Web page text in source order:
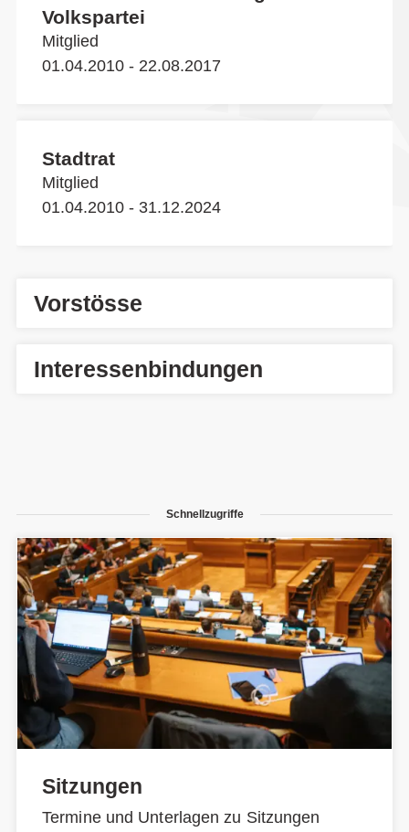
Volkspartei
Mitglied
01.04.2010 - 22.08.2017
Stadtrat
Mitglied
01.04.2010 - 31.12.2024
Vorstösse
Interessenbindungen
Schnellzugriffe
Sitzungen
Termine und Unterlagen zu Sitzungen